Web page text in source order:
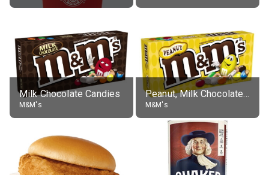
Milk Chocolate Candies
M&M's
Peanut, Milk Chocolate Candies
M&M's